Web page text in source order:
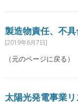
製造物責任、不具
[2019年6月7日]
（元のページに戻る
太陽光発電事業リ